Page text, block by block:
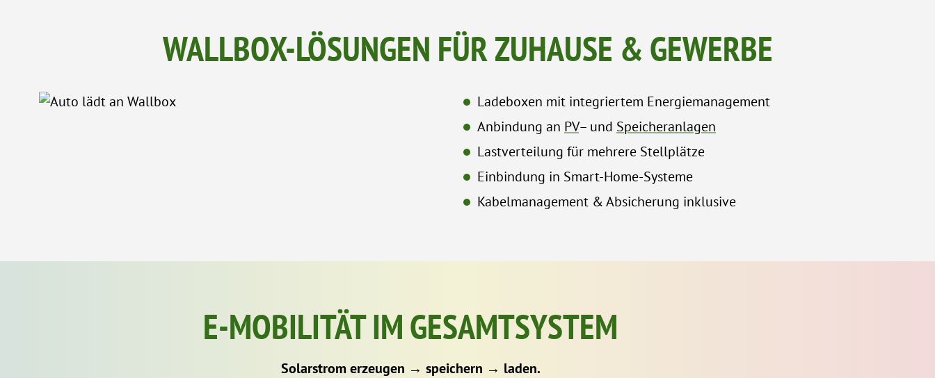
WALLBOX-LÖSUNGEN FÜR ZUHAUSE & GEWERBE
Ladeboxen mit integriertem Energiemanagement
Anbindung an PV– und Speicheranlagen
Lastverteilung für mehrere Stellplätze
Einbindung in Smart-Home-Systeme
Kabelmanagement & Absicherung inklusive
E-MOBILITÄT IM GESAMTSYSTEM
Solarstrom erzeugen → speichern → laden.